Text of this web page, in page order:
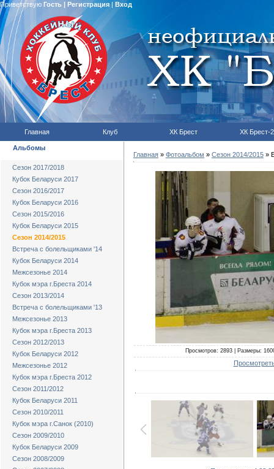
Приветствую Гость | Регистрация| Вход
Главная Клуб ХК Брест ХК Брест-2
Альбомы
Сезон 2017/2018
Кубок Беларуси 2017
Сезон 2016/2017
Кубок Беларуси 2016
Сезон 2015/2016
Кубок Беларуси 2015
Сезон 2014/2015
Встреча с болельщиками '14
Кубок Беларуси 2014
Межсезонье 2014
Кубок мэра г.Бреста 2014
Сезон 2013/2014
Встреча с болельщиками '13
Межсезонье 2013
Кубок мэра г.Бреста 2013
Сезон 2012/2013
Кубок Беларуси 2012
Межсезонье 2012
Кубок мэра г.Бреста 2012
Сезон 2011/2012
Кубок Беларуси 2011
Сезон 2010/2011
Кубок мэра г.Санок (2010)
Сезон 2009/2010
Кубок Беларуси 2009
Сезон 2008/2009
Главная » Фотоальбом » Сезон 2014/2015 »
Просмотров: 2893 | Размеры: